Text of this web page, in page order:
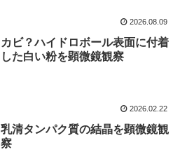
2026.08.09
カビ？ハイドロボール表面に付着
した白い粉を顕微鏡観察
2026.02.22
乳清タンパク質の結晶を顕微鏡観
察